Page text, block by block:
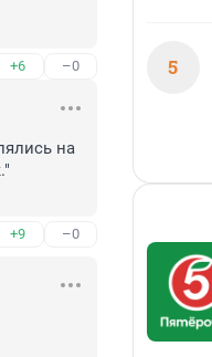
+6 –0
на
+9 –0
5